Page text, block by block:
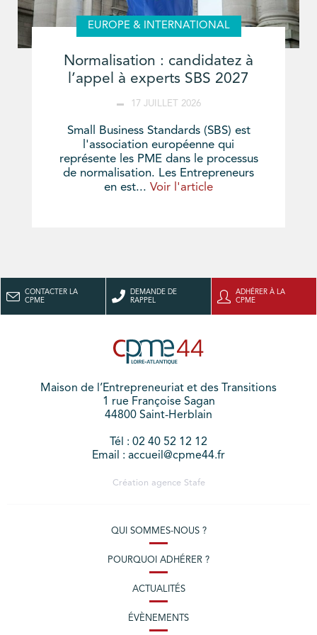
EUROPE & INTERNATIONAL
Normalisation : candidatez à
l’appel à experts SBS 2027
17 JUILLET 2026
Small Business Standards (SBS) est
l'association européenne qui
représente les PME dans le processus
de normalisation. Les Entrepreneurs
en est... Voir l'article
CONTACTER LA
CPME
DEMANDE DE
RAPPEL
ADHÉRER À LA
CPME
Maison de l’Entrepreneuriat et des Transitions
1 rue Françoise Sagan
44800 Saint-Herblain
Tél : 02 40 52 12 12
Email : accueil@cpme44.fr
Création agence Stafe
QUI SOMMES-NOUS ?
POURQUOI ADHÉRER ?
ACTUALITÉS
ÉVÈNEMENTS